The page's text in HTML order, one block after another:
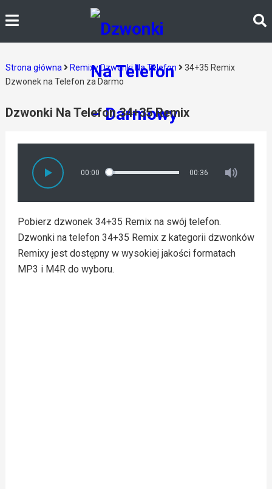
Strona główna Remixy Dzwonki Na Telefon
34+35 Remix
Dzwonek na Telefon za Darmo
Dzwonki Na Telefon 34+35 Remix
00:00 00:36
Pobierz dzwonek 34+35 Remix na swój telefon.
Dzwonki na telefon 34+35 Remix z kategorii dzwonków
Remixy jest dostępny w wysokiej jakości formatach
MP3 i M4R do wyboru.